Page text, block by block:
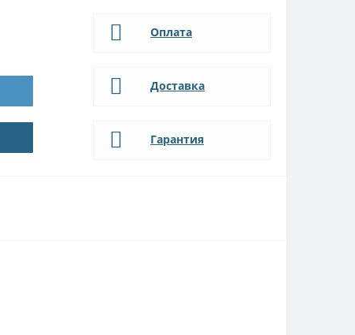
Оплата
Доставка
Гарантия